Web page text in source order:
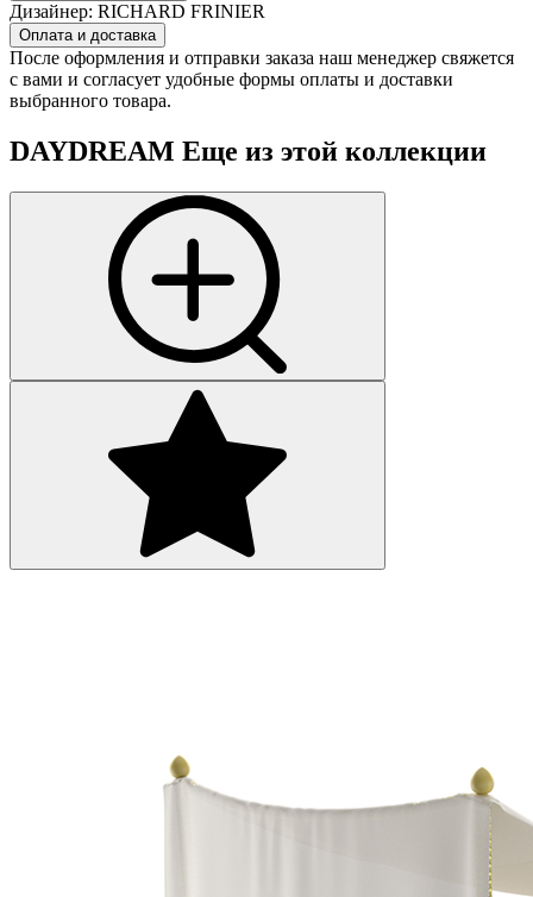
Дизайнер: RICHARD FRINIER
Оплата и доставка
После оформления и отправки заказа наш менеджер свяжется
с вами и согласует удобные формы оплаты и доставки
выбранного товара.
DAYDREAM Еще из этой коллекции